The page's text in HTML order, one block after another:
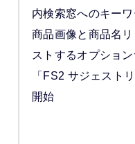
内検索窓へのキー
商品画像と商品名
ストするオプショ
「FS2 サジェスト
開始